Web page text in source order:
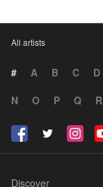
All artists
# A B C D
N
O P Q R
Discover